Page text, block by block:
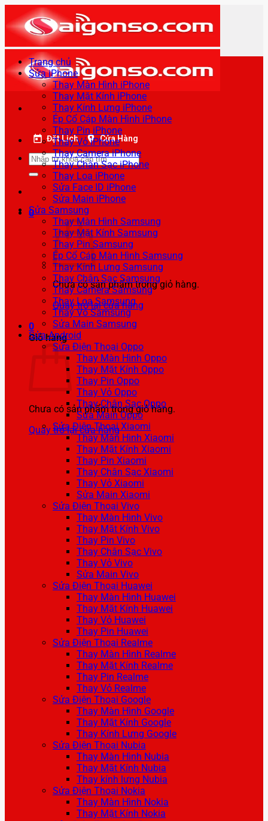
qua
nội
dung
Đặt Lịch Cửa Hàng
Tìm
kiếm:
0
Chưa có sản phẩm trong giỏ hàng.
Quay trở lại cửa hàng
0
Giỏ hàng
Chưa có sản phẩm trong giỏ hàng.
Quay trở lại cửa hàng
Trang chủ
Sửa iPhone
Thay Màn Hình iPhone
Thay Mặt Kính iPhone
Thay Kính Lưng iPhone
Ép Cổ Cáp Màn Hình iPhone
Thay Pin iPhone
Thay Vỏ iPhone
Thay Camera iPhone
Thay Chân Sạc iPhone
Thay Loa iPhone
Sửa Face ID iPhone
Sửa Main iPhone
Sửa Samsung
Thay Màn Hình Samsung
Thay Mặt Kính Samsung
Thay Pin Samsung
Ép Cổ Cáp Màn Hình Samsung
Thay Kính Lưng Samsung
Thay Chân Sạc Samsung
Thay Camera Samsung
Thay Loa Samsung
Thay Vỏ Samsung
Sửa Main Samsung
Sửa Android
Sửa Điện Thoại Oppo
Thay Màn Hình Oppo
Thay Mặt Kính Oppo
Thay Pin Oppo
Thay Vỏ Oppo
Thay Chân Sạc Oppo
Sửa Main Oppo
Sửa Điện Thoại Xiaomi
Thay Màn Hình Xiaomi
Thay Mặt Kính Xiaomi
Thay Pin Xiaomi
Thay Chân Sạc Xiaomi
Thay Vỏ Xiaomi
Sửa Main Xiaomi
Sửa Điện Thoại Vivo
Thay Màn Hình Vivo
Thay Mặt Kính Vivo
Thay Pin Vivo
Thay Chân Sạc Vivo
Thay Vỏ Vivo
Sửa Main Vivo
Sửa Điện Thoại Huawei
Thay Màn Hình Huawei
Thay Mặt Kính Huawei
Thay Vỏ Huawei
Thay Pin Huawei
Sửa Điện Thoại Realme
Thay Màn Hình Realme
Thay Mặt Kính Realme
Thay Pin Realme
Thay Vỏ Realme
Sửa Điện Thoại Google
Thay Màn Hình Google
Thay Mặt Kính Google
Thay Kính Lưng Google
Sửa Điện Thoại Nubia
Thay Màn Hình Nubia
Thay Mặt Kính Nubia
Thay kính lưng Nubia
Sửa Điện Thoại Nokia
Thay Màn Hình Nokia
Thay Mặt Kính Nokia